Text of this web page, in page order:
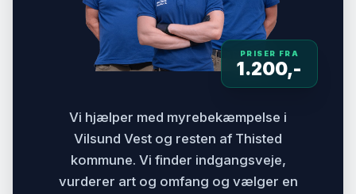
PRISER FRA
1.200,-
Vi hjælper med myrebekæmpelse i
Vilsund Vest og resten af Thisted
kommune. Vi finder indgangsveje,
vurderer art og omfang og vælger en